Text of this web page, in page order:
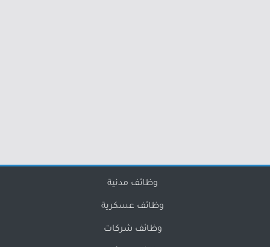
وظائف مدنية
وظائف عسكرية
وظائف شركات